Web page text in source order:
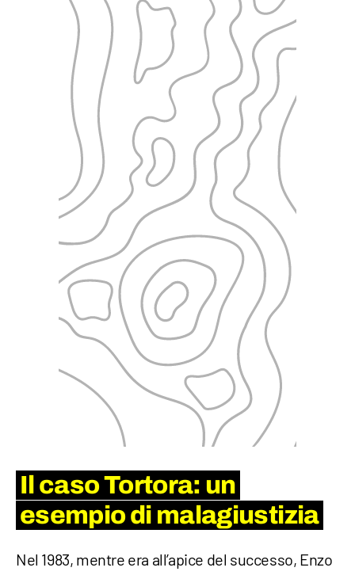
Il caso Tortora: un
esempio di malagiustizia
Nel 1983, mentre era all’apice del successo, Enzo